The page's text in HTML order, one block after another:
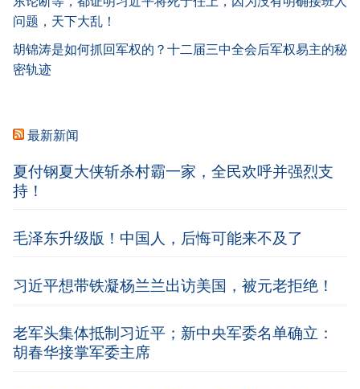
问题，天下大乱！
胡锦涛是如何抓回军权的？十二届三中全会后军权易主的秘
密轨迹
最新新闻
夏付钢夏大侠斩杀村霸一家，全民欢呼并强烈支
持！
毛泽东升级版！中国人，后悔可能来不及了
习近平想带铁凝杨兰兰出访美国，被元老拒绝！
老军头集体抵制习近平；新中央军委名单确立：
胡春华接掌军委主席